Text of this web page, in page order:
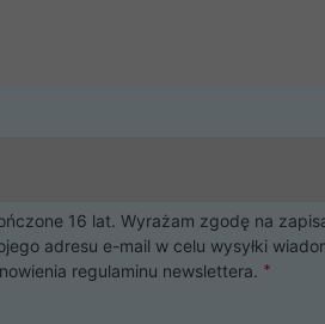
16 lat. Wyrażam zgodę na
adresu e-mail w celu wysyłki
regulaminu newslettera.